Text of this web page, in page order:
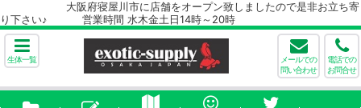
大阪府寝屋川市に店舗をオープン致しましたので是非お立ち寄
り下さい♪ 営業時間 水木金土日14時～20時
生体一覧
メールでの
問い合わせ
電話での
お問合せ